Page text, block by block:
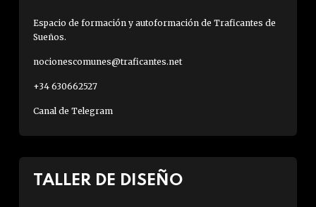
Espacio de formación y autoformación de Traficantes de
Sueños.
nocionescomunes@traficantes.net
+34 630662527
Canal de Telegram
TALLER DE DISEÑO